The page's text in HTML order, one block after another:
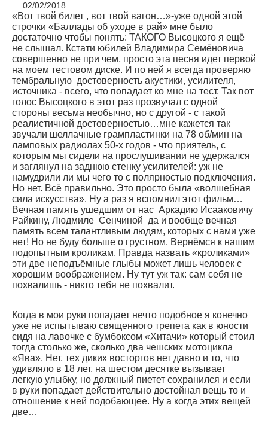
02/02/2018
«Вот твой билет , вот твой вагон…»-уже одной этой
строчки «Баллады об уходе в рай» мне было
достаточно чтобы понять: ТАКОГО Высоцкого я ещё
не слышал. Кстати юбилей Владимира Семёновича
совершенно не при чем, просто эта песня идет первой
на моем тестовом диске. И по ней я всегда проверяю
тембральную достоверность акустики, усилителя,
источника - всего, что попадает ко мне на тест. Так вот
голос Высоцкого в этот раз прозвучал с одной
стороны весьма необычно, но с другой - с такой
реалистичной достоверностью…мне кажется так
звучали шеллачные грампластинки на 78 об/мин на
ламповых радиолах 50-х годов - что приятель, с
которым мы сидели на прослушивании не удержался
и заглянул на заднюю стенку усилителей: уж не
намудрили ли мы чего то с полярностью подключения.
Но нет. Всё правильно. Это просто была «волшебная
сила искусства». Ну а раз я вспомнил этот фильм…
Вечная память ушедшим от нас Аркадию Исааковичу
Райкину, Людмиле Сенчиной да и вообще вечная
память всем талантливым людям, которых с нами уже
нет! Но не буду больше о грустном. Вернёмся к нашим
подопытным кроликам. Правда назвать «кроликами»
эти две неподъёмные глыбы может лишь человек с
хорошим воображением. Ну тут уж так: сам себя не
похвалишь - никто тебя не похвалит.
Когда в мои руки попадает нечто подобное я конечно
уже не испытываю священного трепета как в юности
сидя на лавочке с бумбоксом «Хитачи» который стоил
тогда столько же, сколько два чешских мотоцикла
«Ява». Нет, тех диких восторгов нет давно и то, что
удивляло в 18 лет, на шестом десятке вызывает
легкую улыбку, но должный пиетет сохранился и если
в руки попадает действительно достойная вещь то и
отношение к ней подобающее. Ну а когда этих вещей
две…